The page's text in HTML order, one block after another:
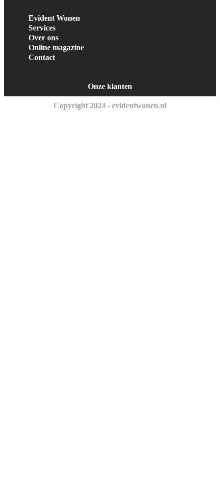
Evident Wonen
Services
Over ons
Online magazine
Contact
Onze klanten
Copyright 2024 - evidentwonen.nl